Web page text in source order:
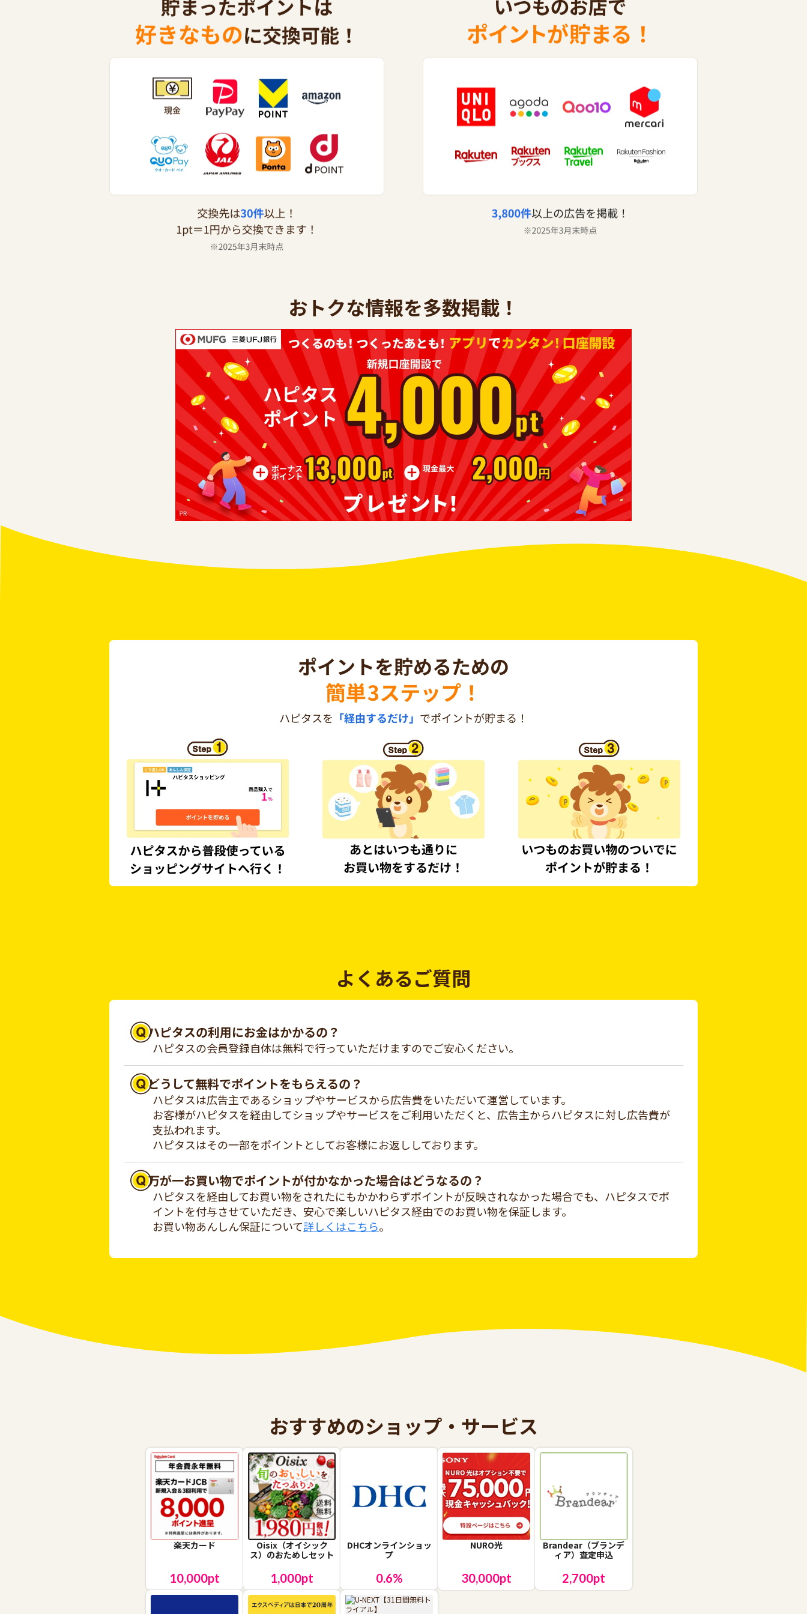
おトクな情報を多数掲載！
よくあるご質問
ハピタスの利用にお金はかかるの？
ハピタスの会員登録自体は無料で行っていただけますのでご安心ください。
どうして無料でポイントをもらえるの？
ハピタスは広告主であるショップやサービスから広告費をいただいて運営しています。
お客様がハピタスを経由してショップやサービスをご利用いただくと、広告主からハピタスに対し広告費が
支払われます。
ハピタスはその一部をポイントとしてお客様にお返ししております。
万が一お買い物でポイントが付かなかった場合はどうなるの？
ハピタスを経由してお買い物をされたにもかかわらずポイントが反映されなかった場合でも、ハピタスでポ
イントを付与させていただき、安心で楽しいハピタス経由でのお買い物を保証します。
お買い物あんしん保証について詳しくはこちら。
おすすめのショップ・サービス
楽天カード
10,000pt
Oisix（オイシック
ス）のおためしセット
1,000pt
DHCオンラインショッ
プ
0.6%
NURO光
30,000pt
Brandear（ブランデ
ィア）査定申込
2,700pt